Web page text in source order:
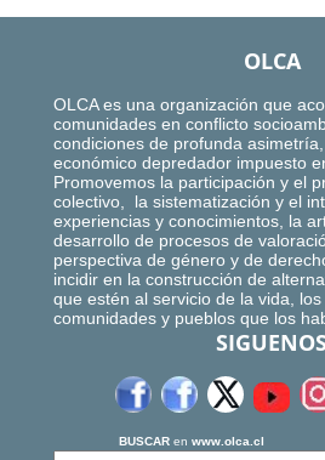
OLCA
OLCA es una organización que
comunidades en conflicto
condiciones de profunda
económico depredador impuesto
Promovemos la participación y el
colectivo, la sistematización y el
experiencias y conocimientos, la
desarrollo de procesos de
perspectiva de género y de
incidir en la construcción de
que estén al servicio de la vida,
comunidades y pueblos que los
BUSCAR en www.olca.cl